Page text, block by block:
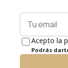
Acepto la
Podrás